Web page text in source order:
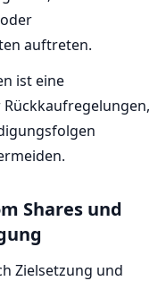
auftreten.
ist eine
Shares und
Zielsetzung und